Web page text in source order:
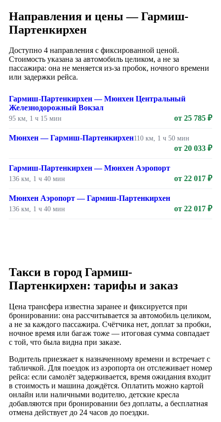
Направления и цены — Гармиш-
Партенкирхен
Доступно 4 направления с фиксированной ценой.
Стоимость указана за автомобиль целиком, а не за
пассажира: она не меняется из-за пробок, ночного времени
или задержки рейса.
Гармиш-Партенкирхен — Мюнхен Центральный
Железнодорожный Вокзал
95 км, 1 ч 15 мин от 25 785 ₽
Мюнхен — Гармиш-Партенкирхен110 км, 1 ч 50 мин
от 20 033 ₽
Гармиш-Партенкирхен — Мюнхен Аэропорт
136 км, 1 ч 40 мин от 22 017 ₽
Мюнхен Аэропорт — Гармиш-Партенкирхен
136 км, 1 ч 40 мин от 22 017 ₽
Такси в город Гармиш-
Партенкирхен: тарифы и заказ
Цена трансфера известна заранее и фиксируется при
бронировании: она рассчитывается за автомобиль целиком,
а не за каждого пассажира. Счётчика нет, доплат за пробки,
ночное время или багаж тоже — итоговая сумма совпадает
с той, что была видна при заказе.
Водитель приезжает к назначенному времени и встречает с
табличкой. Для поездок из аэропорта он отслеживает номер
рейса: если самолёт задерживается, время ожидания входит
в стоимость и машина дождётся. Оплатить можно картой
онлайн или наличными водителю, детские кресла
добавляются при бронировании без доплаты, а бесплатная
отмена действует до 24 часов до поездки.